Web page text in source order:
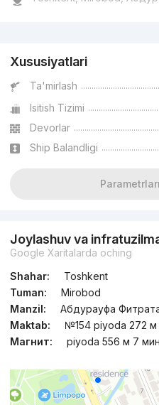
Xususiyatlari
Ta'mirlash
Isitish Tizimi
Devorlar
Ship Balandligi
Joylashuv va
Google Xaritalarda oching
Shahar:
Toshkent
Tuman:
Mirobod
Manzil:
Абдурауфа
Maktab:
№154 piyoda 272 м
Магнит:
piyoda 556 м 7 мин